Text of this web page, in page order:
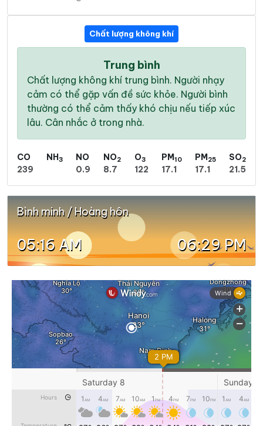
Chất lượng không khí
Trung bình
Chất lượng không khí trung bình. Người nhạy
cảm có thể gặp vấn đề sức khỏe. Người bình
thường có thể cảm thấy khó chịu nếu tiếp xúc
lâu. Cân nhắc ở trong nhà.
CO
239
NH3
NO
0.9
NO2
8.7
O3
122
PM10
17.1
PM25
17.1
SO2
21.5
Bình minh / Hoàng hôn
05:16 AM 06:29 PM